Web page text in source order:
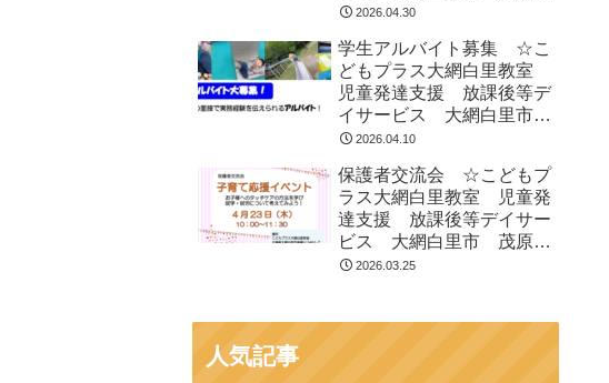
市 白子町
2026.04.30
学生アルバイト募集 ☆こ
どもプラス大網白里教室
児童発達支援 放課後等デ
イサービス 大網白里市
茂原市 白子町
2026.04.10
保護者交流会 ☆こどもプ
ラス大網白里教室 児童発
達支援 放課後等デイサー
ビス 大網白里市 茂原
市 白子町
2026.03.25
人気記事